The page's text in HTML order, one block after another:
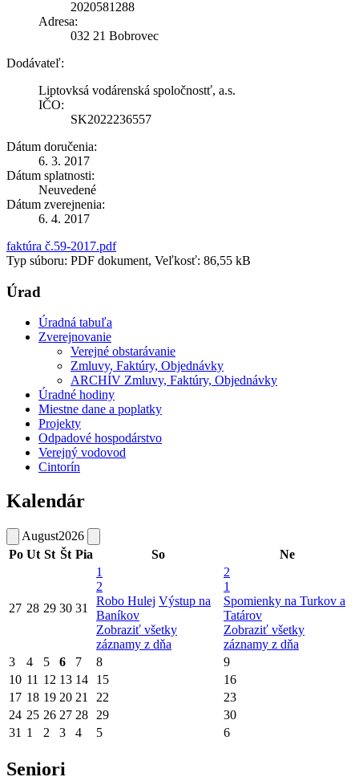
2020581288
Adresa:
032 21 Bobrovec
Dodávateľ:
Liptovksá vodárenská spoločnostť, a.s.
IČO:
SK2022236557
Dátum doručenia:
6. 3. 2017
Dátum splatnosti:
Neuvedené
Dátum zverejnenia:
6. 4. 2017
faktúra č.59-2017.pdf
Typ súboru: PDF dokument, Veľkosť: 86,55 kB
Úrad
Úradná tabuľa
Zverejnovanie
Verejné obstarávanie
Zmluvy, Faktúry, Objednávky
ARCHÍV Zmluvy, Faktúry, Objednávky
Úradné hodiny
Miestne dane a poplatky
Projekty
Odpadové hospodárstvo
Verejný vodovod
Cintorín
Kalendár
August2026
Po Ut St Št Pia So Ne
27 28 29 30 31
1
2
Robo Hulej Výstup na
Baníkov
Zobraziť všetky
záznamy z dňa
2
1
Spomienky na Turkov a
Tatárov
Zobraziť všetky
záznamy z dňa
3
4 5 6 7 8
9
10 11 12 13 14 15
16
17 18 19 20 21 22
23
24 25 26 27 28 29
30
31 1 2 3 4 5 6
Seniori